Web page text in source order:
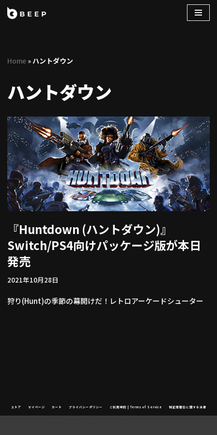
ン
へ
ス
ッ
プ
Home » ハントダウン
ハントダウン
『Huntdown (ハントダウン)』
Switch/PS4向けパッケージ版が本日
発売
2021年10月28日
狩り(Hunt)の季節の幕開けだ！レトロアーケードシューター
ストア マイページ カート プライバシーポリシー ご利用規約 | Terms of Service 特定商取引に関する法律